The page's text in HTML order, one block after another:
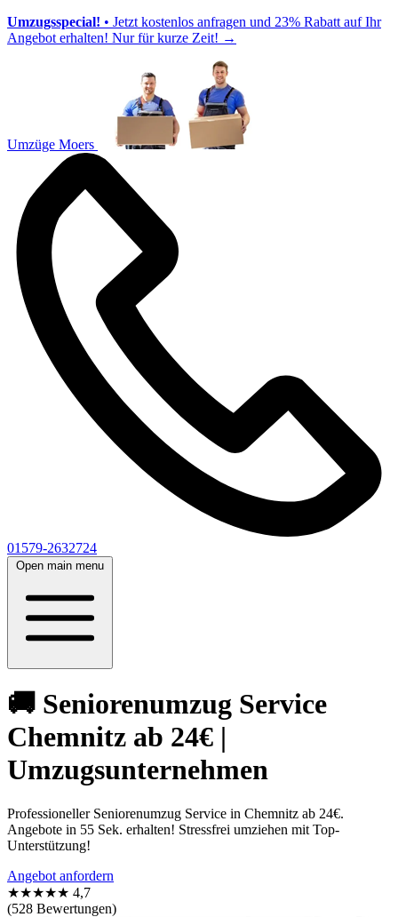
Umzugsspecial! • Jetzt kostenlos anfragen und 23% Rabatt auf Ihr
Angebot erhalten! Nur für kurze Zeit! →
Umzüge Moers
01579-2632724
Open main menu
🚚 Seniorenumzug Service
Chemnitz ab 24€ |
Umzugsunternehmen
Professioneller Seniorenumzug Service in Chemnitz ab 24€.
Angebote in 55 Sek. erhalten! Stressfrei umziehen mit Top-
Unterstützung!
Angebot anfordern
★★★★★ 4,7
(528 Bewertungen)